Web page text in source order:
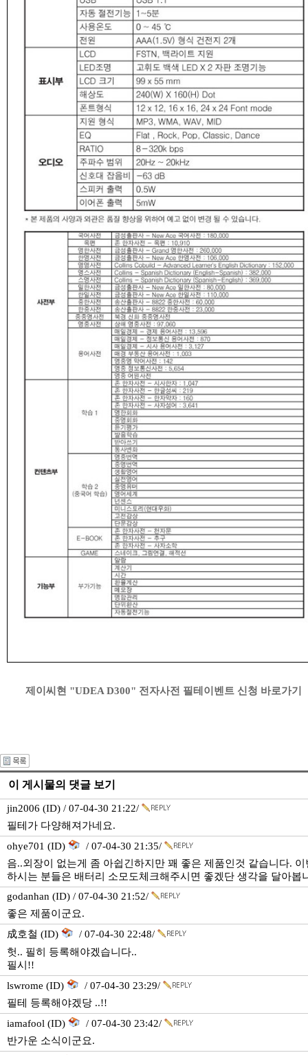
제이씨현 "UDEA D300" 전자사전 필테이벤트 신청 바로가기
이 게시물의 댓글 보기
jin2006 (ID) / 07-04-30 21:22/
필테가 다양해져가네요.
ohye701 (ID)
/ 07-04-30 21:35/
음..외장이 없는게 좀 아쉽긴하지만 꽤 좋은 제품인것 같습니다. 이
하시는 분들은 배터리 소모도체크해주시면 좋겠단 생각을 달아봅
godanhan (ID) / 07-04-30 21:52/
좋은 제품이군요.
成호철 (ID)
/ 07-04-30 22:48/
헛.. 필히 등록해야겠습니다..
필시!!
lswrome (ID)
/ 07-04-30 23:29/
필테 등록해야겠당 ..!!
iamafool (ID)
/ 07-04-30 23:42/
반가운 소식이군요.